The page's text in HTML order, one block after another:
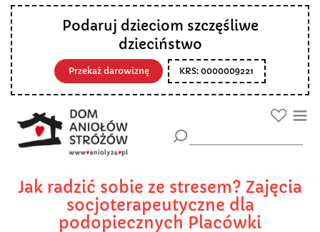
Podaruj dzieciom szczęśliwe
dzieciństwo
Przekaż darowiznę KRS: 0000009221
Jak radzić sobie ze stresem? Zajęcia
socjoterapeutyczne dla
podopiecznych Placówki